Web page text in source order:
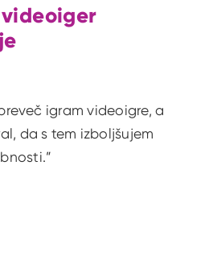
igram videoigre, a
da s tem izboljšujem